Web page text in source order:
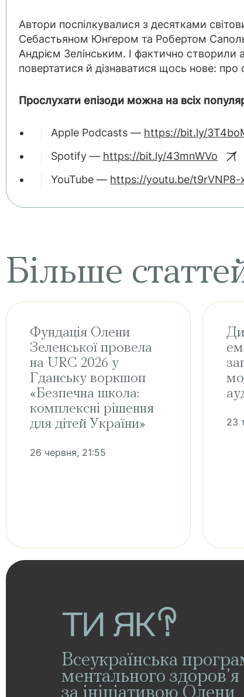
Автори поспілкувалися з десятками
Себастьяном Юнгером та Робертом
Андрієм Зелінським. І фактично створили
повертатися й дізнаватися щось нове: про
Прослухати епізоди можна на всіх
Apple Podcasts — https://bit.ly/
Spotify — https://bit.ly/43mnWVo
YouTube — https://youtu.be/t9rVNP8-
Більше
Фундація Олени
Зеленської провела
на URC 2026 у
Гданську воркшоп
«Безпечна школа:
комплексні рішення
для дітей України»
26 червня, 21:55
23
Всеукраїнська
ментального здоров’я